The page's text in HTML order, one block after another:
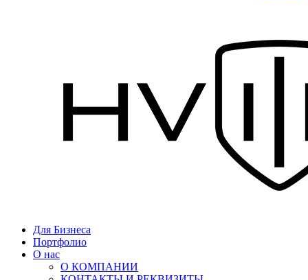
Для Бизнеса
Портфолио
О нас
О КОМПАНИИ